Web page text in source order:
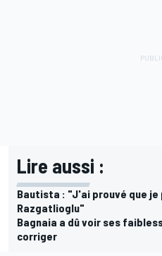
Lire aussi :
Bautista : "J'ai prouvé que
Razgatlioglu"
Bagnaia a dû voir ses
corriger